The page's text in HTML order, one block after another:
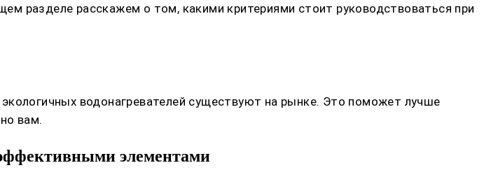
разделе расскажем о том, какими критериями стоит руководствоваться при
водонагревателей существуют на рынке. Это поможет лучше
вам.
элементами